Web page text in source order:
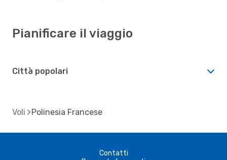
Pianificare il viaggio
Città popolari
Voli Polinesia Francese
Contatti